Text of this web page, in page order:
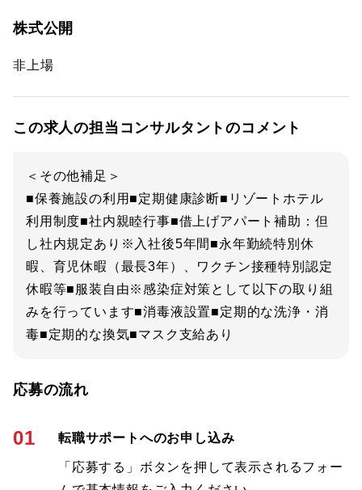
株式公開
非上場
この求人の担当コンサルタントのコメント
＜その他補足＞
■保養施設の利用■定期健康診断■リゾートホテル
利用制度■社内親睦行事■借上げアパート補助：但
し社内規定あり※入社後5年間■永年勤続特別休
暇、育児休暇（最長3年）、ワクチン接種特別認定
休暇等■服装自由※感染症対策として以下の取り組
みを行っています■消毒液設置■定期的な洗浄・消
毒■定期的な換気■マスク支給あり
応募の流れ
01 転職サポートへのお申し込み
「応募する」ボタンを押して表示されるフォー